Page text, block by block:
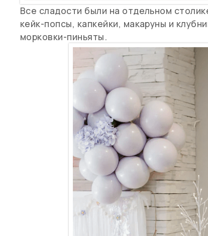
Все сладости были на отдельном
кейк-попсы, капкейки, макаруны и
морковки-пиньяты.